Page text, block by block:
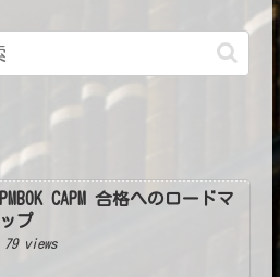
PMBOK CAPM 合格へのロードマ
ップ
79 views